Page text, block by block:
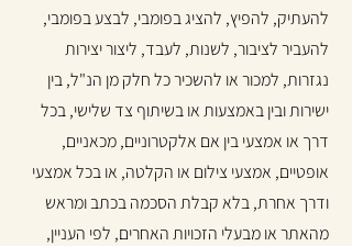
להעתיק, להפיץ, להציג בפומבי, לבצע בפומבי,
להעביר לציבור, לשנות, לעבד, ליצור יצירות
נגזרות, למכור או להשכיר כל חלק מן הנ"ל, בין
ישירות ובין באמצעות או בשיתוף צד שלישי, בכל
דרך או אמצעי בין אם אלקטרוניים, מכאניים,
אופטיים, אמצעי צילום או הקלטה, או בכל אמצעי
ודרך אחרת, בלא קבלת הסכמה בכתב ומראש
מהאתר או מבעלי הזכויות האחרים, לפי העניין,